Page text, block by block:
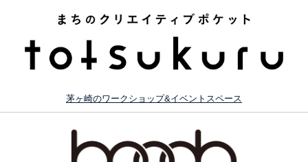
茅ヶ崎のワークショップ&イベントスペース